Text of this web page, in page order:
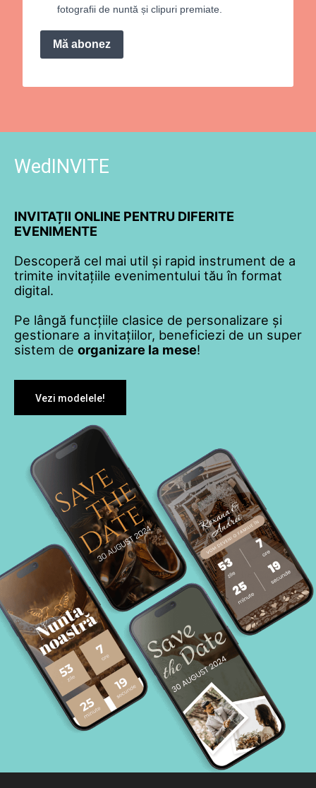
fotografii de nuntă și clipuri premiate.
Mă abonez
WedINVITE
INVITAȚII ONLINE PENTRU DIFERITE
EVENIMENTE
Descoperă cel mai util și rapid instrument de a
trimite invitațiile evenimentului tău în format
digital.
Pe lângă funcțiile clasice de personalizare și
gestionare a invitațiilor, beneficiezi de un super
sistem de organizare la mese!
Vezi modelele!